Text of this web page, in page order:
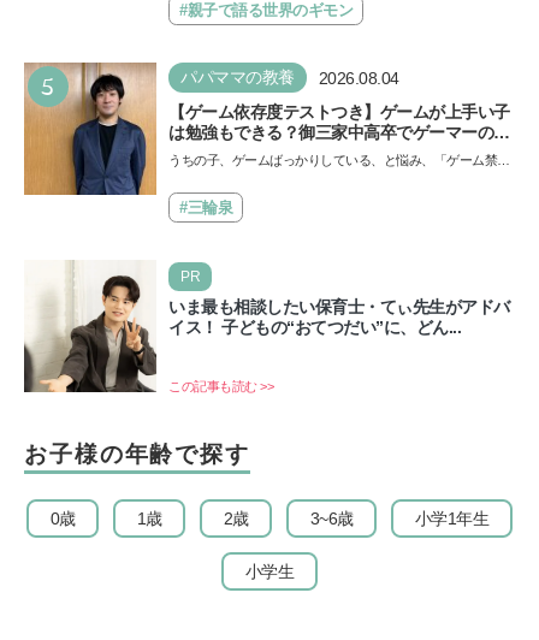
類…#親子で語る世界のギモン
5 パパママの教養 2026.08.04
【ゲーム依存度テストつき】ゲームが上手い子
は勉強もできる？御三家中高卒でゲーマーの医
師・阿部智史さんが教えるゲームしながら受験
うちの子、ゲームばっかりしている、と悩み、「ゲーム禁
も…#三輪泉
PR
いま最も相談したい保育士・てぃ先生がアドバ
イス！ 子どもの“おてつだい”に、どん...
この記事も読む >>
お子様の年齢で探す
0歳 1歳 2歳 3~6歳 小学1年生
小学生